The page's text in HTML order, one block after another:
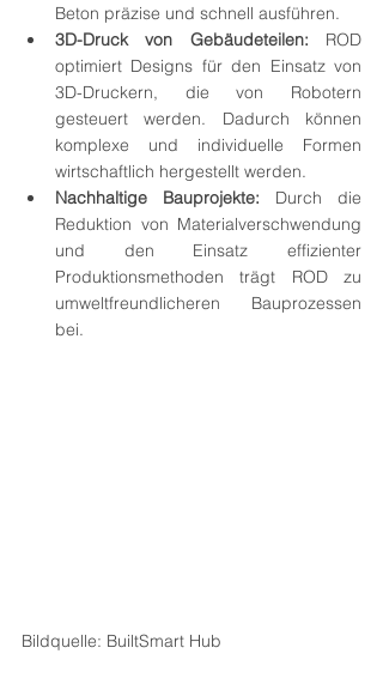
Beton präzise und schnell ausführen.
3D-Druck von Gebäudeteilen: ROD
optimiert Designs für den Einsatz von
3D-Druckern, die von Robotern
gesteuert werden. Dadurch können
komplexe und individuelle Formen
wirtschaftlich hergestellt werden.
Nachhaltige Bauprojekte: Durch die
Reduktion von Materialverschwendung
und den Einsatz effizienter
Produktionsmethoden trägt ROD zu
umweltfreundlicheren Bauprozessen
bei.
Bildquelle: BuiltSmart Hub